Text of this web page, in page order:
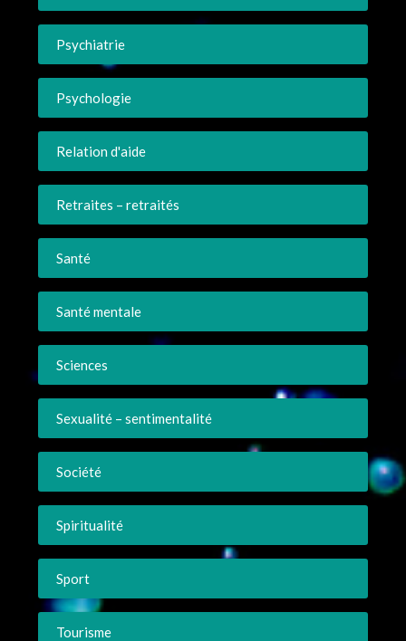
Psychiatrie
Psychologie
Relation d'aide
Retraites – retraités
Santé
Santé mentale
Sciences
Sexualité – sentimentalité
Société
Spiritualité
Sport
Tourisme